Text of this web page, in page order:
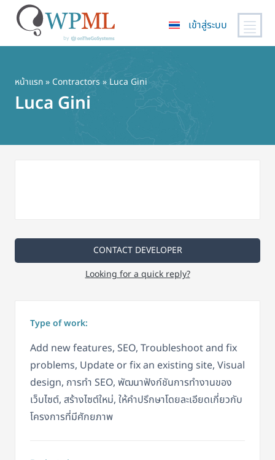
เนื้อหา
หลัก
เข้าสู่ระบบ
หน้าแรก» Contractors » Luca Gini
Luca Gini
CONTACT DEVELOPER
Looking for a quick reply?
Type of work:
Add new features, SEO, Troubleshoot and fix
problems, Update or fix an existing site, Visual
design, การทำ SEO, พัฒนาฟังก์ชันการทำงานของ
เว็บไซต์, สร้างไซต์ใหม่, ให้คำปรึกษาโดยละเอียดเกี่ยวกับ
โครงการที่มีศักยภาพ